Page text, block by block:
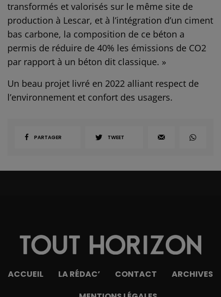
transformés et valorisés sur le même site de
production à Lescar, et à l’intégration d’un ciment
bas carbone, la composition de ce béton a
permis de réduire de 40% les émissions de CO2
par rapport à un béton dit classique. »
Un beau projet livré en 2022 alliant respect de
l’environnement et confort des usagers.
PARTAGER TWEET
ACCUEIL LA RÉDAC’ CONTACT
ARCHIVES